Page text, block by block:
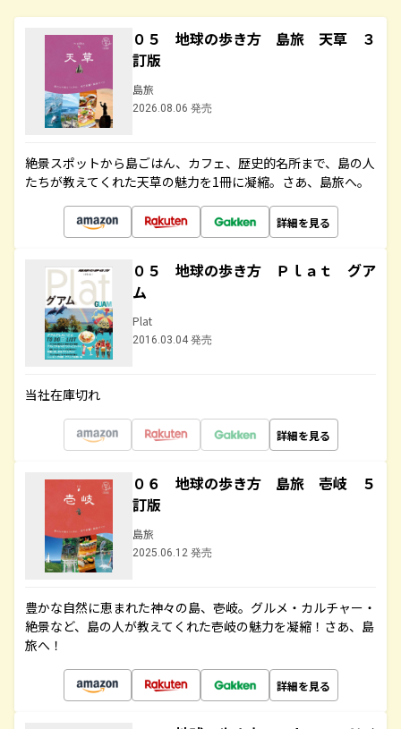
０５ 地球の歩き方 島旅 天草 ３
訂版
島旅
2026.08.06 発売
絶景スポットから島ごはん、カフェ、歴史的名所まで、島の人
たちが教えてくれた天草の魅力を1冊に凝縮。さあ、島旅へ。
詳細を見る
０５ 地球の歩き方 Ｐｌａｔ グア
ム
Plat
2016.03.04 発売
当社在庫切れ
詳細を見る
０６ 地球の歩き方 島旅 壱岐 ５
訂版
島旅
2025.06.12 発売
豊かな自然に恵まれた神々の島、壱岐。グルメ・カルチャー・
絶景など、島の人が教えてくれた壱岐の魅力を凝縮！さあ、島
旅へ！
詳細を見る